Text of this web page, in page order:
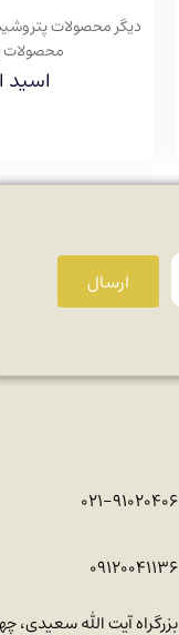
دیگر محصولات
ارسال
۰۲۱-۹۱۰۲۰۴۰۶
۰۹۱۲۰۰۴۱۱۳۶
بزرگراه آیت الله سعیدی،